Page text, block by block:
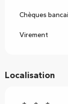
Chèques
Virement
Localisation